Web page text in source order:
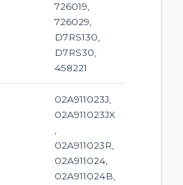
726019,
726029,
D7RS130,
D7RS30,
458221
02A911023J,
02A911023JX
,
02A911023R,
02A911024,
02A911024B,